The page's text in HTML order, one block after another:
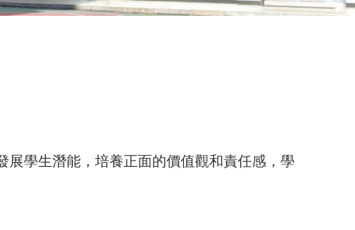
學生潛能，培養正面的價值觀和責任感，學